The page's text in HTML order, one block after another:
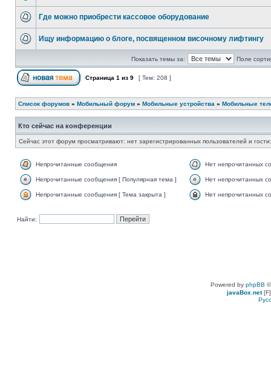
Где можно приобрести кассовое оборудование
Ищу информацию о блоге, посвященном височному лифтингу
Показать темы за: Поле
Страница 1 из 9 [ Тем: 208 ]
Список форумов » Мобильный форум » Мобильные устройства » Мобильные
Кто сейчас на конференции
Сейчас этот форум просматривают: нет зарегистрированных пользователей и
Непрочитанные сообщения Нет непрочитанных
Непрочитанные сообщения [ Популярная тема ] Нет непрочитанных
Непрочитанные сообщения [ Тема закрыта ] Нет непрочитанных
Найти:
Powered by phpBB
javaBox.net